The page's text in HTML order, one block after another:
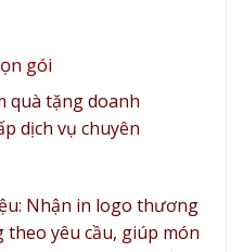
gói
quà tặng doanh
dịch vụ chuyên
Nhận in logo thương
yêu cầu, giúp món